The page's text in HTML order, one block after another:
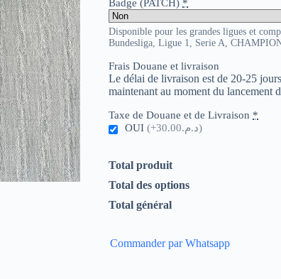
Badge (PATCH) *
Disponible pour les grandes ligues et
Bundesliga, Ligue 1, Serie A,
Frais Douane et livraison
Le délai de livraison est de 20-25
maintenant au moment du lancement
Taxe de Douane et de Livraison *
OUI
(+د.م.30.00)
Total produit
Total des options
Total général
Commander par Whatsapp